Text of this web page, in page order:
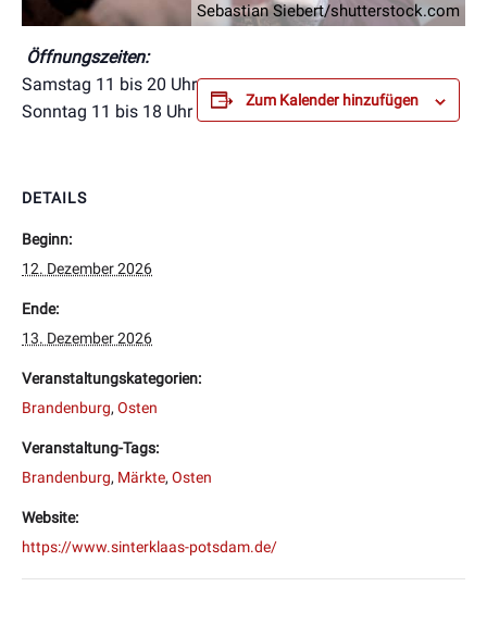
Sebastian Siebert/shutterstock.com
Öffnungszeiten:
Samstag 11 bis 20 Uhr
Sonntag 11 bis 18 Uhr
Zum Kalender hinzufügen
DETAILS
Beginn:
12. Dezember 2026
Ende:
13. Dezember 2026
Veranstaltungskategorien:
Brandenburg, Osten
Veranstaltung-Tags:
Brandenburg, Märkte, Osten
Website:
https://www.sinterklaas-potsdam.de/